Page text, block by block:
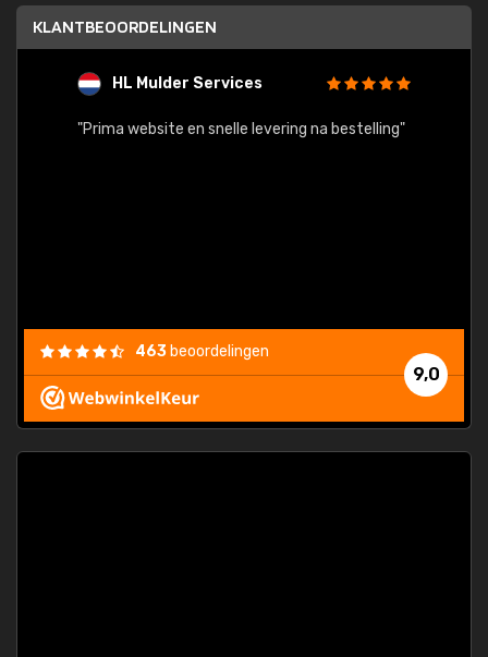
KLANTBEOORDELINGEN
HL Mulder Services
"Prima website en snelle levering na bestelling"
9,0
463 beoordelingen